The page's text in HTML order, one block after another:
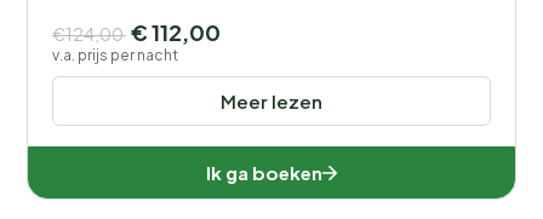
Meer lezen
€124,00 € 112,00
v.a. prijs per nacht
Ik ga boeken